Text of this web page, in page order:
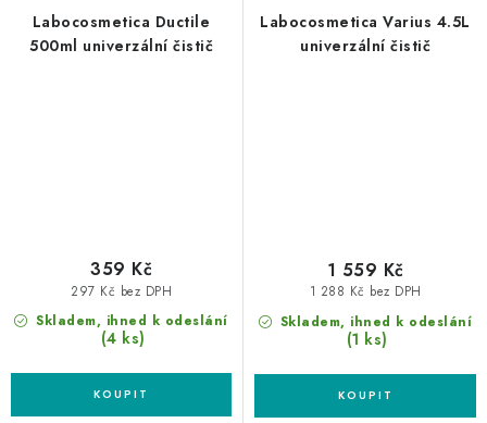
Labocosmetica Ductile
500ml univerzální čistič
Skladem, ihned k odeslání
(4 ks)
297 Kč bez DPH
359 Kč
Labocosmetica Varius 4.5L
univerzální čistič
Skladem, ihned k odeslání
(1 ks)
1 288 Kč bez DPH
1 559 Kč